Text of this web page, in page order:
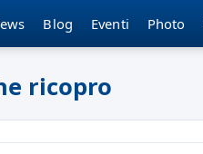
Blog Eventi Photo
ricopro